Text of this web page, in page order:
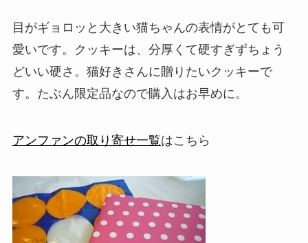
目がギョロッと大きい猫ちゃんの表情がとても可
愛いです。クッキーは、分厚くて硬すぎずちょう
どいい硬さ。猫好きさんに贈りたいクッキーで
す。たぶん限定品なので購入はお早めに。
アンファンの取り寄せ一覧はこちら